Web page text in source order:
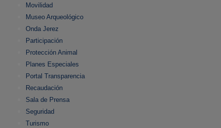
Movilidad
Museo Arqueológico
Onda Jerez
Participación
Protección Animal
Planes Especiales
Portal Transparencia
Recaudación
Sala de Prensa
Seguridad
Turismo